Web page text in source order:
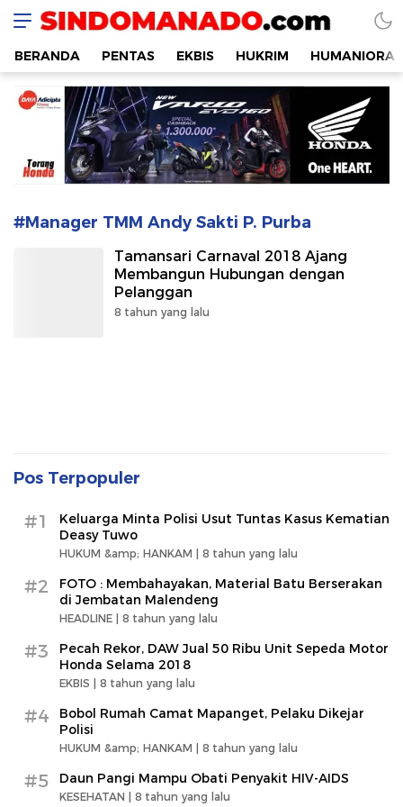
SINDOMANADO
Informatif dan Edukatif
BERANDA PENTAS EKBIS HUKRIM HUMANIORA
#Manager TMM Andy Sakti P. Purba
Tamansari Carnaval 2018 Ajang
Membangun Hubungan dengan
Pelanggan
8 tahun yang lalu
Pos Terpopuler
#1
Keluarga Minta Polisi Usut Tuntas Kasus Kematian
Deasy Tuwo
HUKUM &amp; HANKAM | 8 tahun yang lalu
#2
FOTO : Membahayakan, Material Batu Berserakan
di Jembatan Malendeng
HEADLINE | 8 tahun yang lalu
#3
Pecah Rekor, DAW Jual 50 Ribu Unit Sepeda Motor
Honda Selama 2018
EKBIS | 8 tahun yang lalu
#4
Bobol Rumah Camat Mapanget, Pelaku Dikejar
Polisi
HUKUM &amp; HANKAM | 8 tahun yang lalu
#5 Daun Pangi Mampu Obati Penyakit HIV-AIDS
KESEHATAN | 8 tahun yang lalu